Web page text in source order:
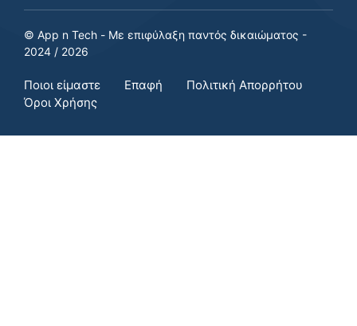
© App n Tech - Με επιφύλαξη παντός δικαιώματος -
2024 / 2026
Ποιοι είμαστε Επαφή
Πολιτική Απορρήτου
Όροι Χρήσης